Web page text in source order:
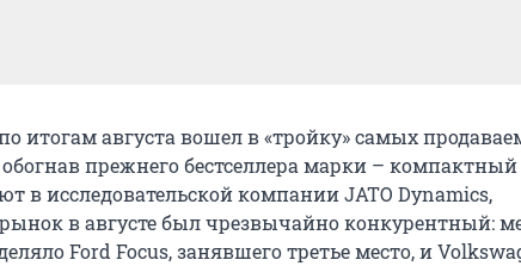
итогам августа вошел в «тройку» самых
прежнего бестселлера марки – компактный
в исследовательской компании JATO Dynamics,
в августе был чрезвычайно конкурентный:
Ford Focus, занявшего третье место, и